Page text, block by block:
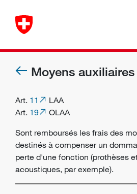
Moyens auxiliaires
Art. 11
LAA
Art. 19
OLAA
Sont remboursés les frais des
destinés à compenser un
perte d'une fonction (prothèses
acoustiques, par exemple).